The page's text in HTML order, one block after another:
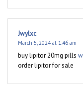
Jwylxc
March 5, 2024 at 1:46 am
buy lipitor 20mg pills
order lipitor for sale